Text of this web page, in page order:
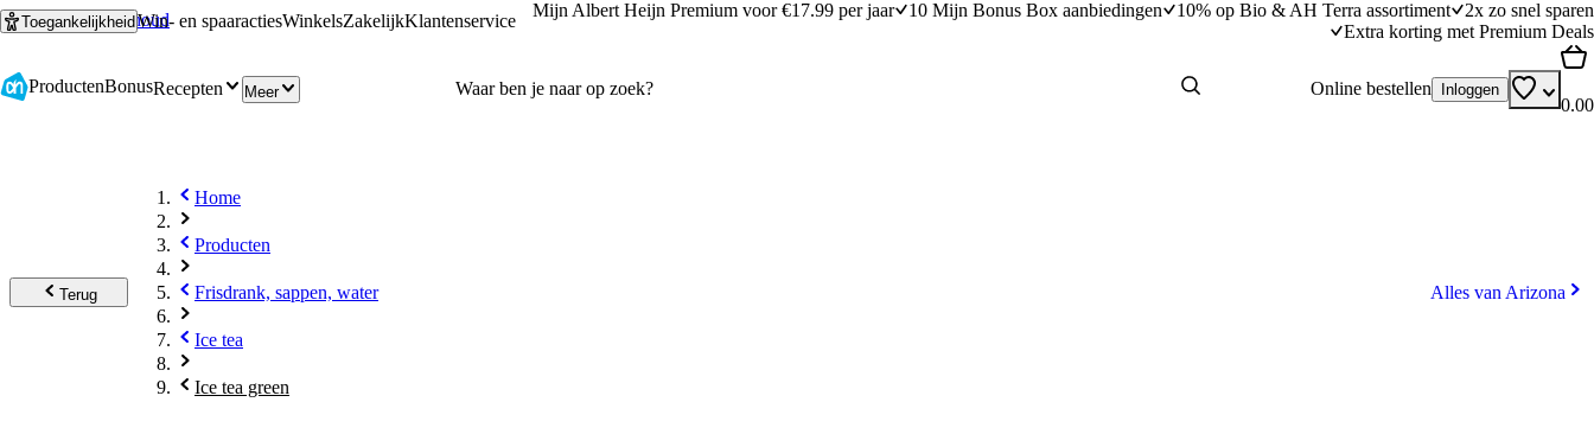
Ga naar hoofdinhoud
Ga naar zoeken
ToegankelijkheidWin- en spaaractiesWinkelsZakelijkKlantenservice
Mijn Albert Heijn Premium voor €17.99 per jaar 10 Mijn Bonus Box aanbiedingen 10% op Bio & AH Terra assortiment
2x zo snel sparen
Extra korting met Premium Deals
ProductenBonusRecepten Meer Online bestellen Inloggen
0.00
Terug
Home
Producten
Frisdrank, sappen, water
Ice tea
Ice tea green
Alles van Arizona